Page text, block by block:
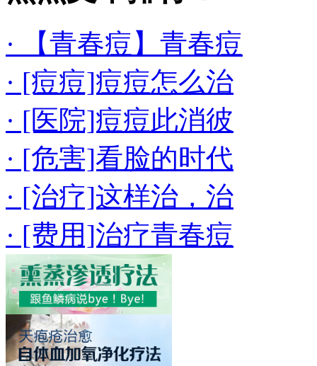
· 【青春痘】青春痘
· [痘痘]痘痘怎么治
· [医院]痘痘此消彼
· [危害]看脸的时代
· [治疗]这样治，治
· [费用]治疗青春痘